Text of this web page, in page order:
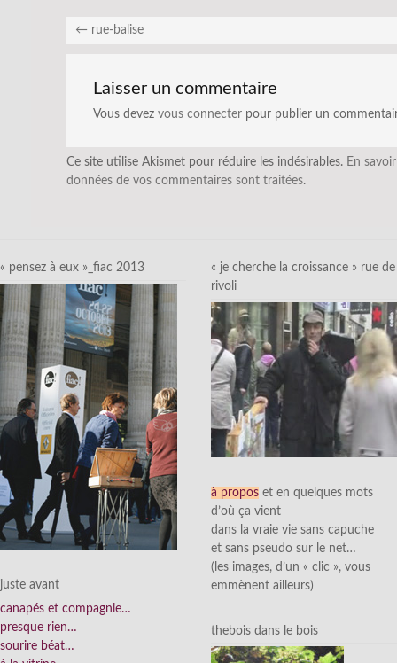
← rue-balise
Laisser un commentaire
Vous devez vous connecter pour publier un
Ce site utilise Akismet pour réduire les indésirables. En
données de vos commentaires sont traitées.
« pensez à eux »_fiac 2013
juste avant
canapés et compagnie…
presque rien…
sourire béat…
« je cherche la croissance » rue de
rivoli
à propos et en quelques mots
d’où ça vient
dans la vraie vie sans capuche
et sans pseudo sur le net…
(les images, d’un « clic », vous
emmènent ailleurs)
thebois dans le bois